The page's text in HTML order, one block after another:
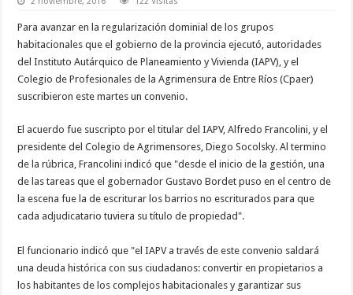
Para avanzar en la regularización dominial de los grupos
habitacionales que el gobierno de la provincia ejecutó, autoridades
del Instituto Autárquico de Planeamiento y Vivienda (IAPV), y el
Colegio de Profesionales de la Agrimensura de Entre Ríos (Cpaer)
suscribieron este martes un convenio.
El acuerdo fue suscripto por el titular del IAPV, Alfredo Francolini, y el
presidente del Colegio de Agrimensores, Diego Socolsky. Al termino
de la rúbrica, Francolini indicó que "desde el inicio de la gestión, una
de las tareas que el gobernador Gustavo Bordet puso en el centro de
la escena fue la de escriturar los barrios no escriturados para que
cada adjudicatario tuviera su título de propiedad".
El funcionario indicó que "el IAPV a través de este convenio saldará
una deuda histórica con sus ciudadanos: convertir en propietarios a
los habitantes de los complejos habitacionales y garantizar sus